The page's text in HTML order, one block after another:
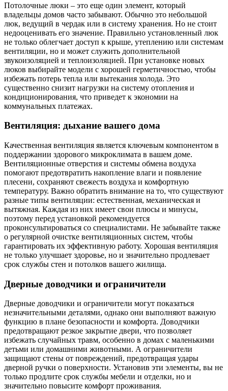
Потолочные люки – это еще один элемент, который
владельцы домов часто забывают. Обычно это небольшой
люк, ведущий в чердак или в систему хранения. Но не стоит
недооценивать его значение. Правильно установленный люк
не только облегчает доступ к крыше, утеплению или системам
вентиляции, но и может служить дополнительной
звукоизоляцией и теплоизоляцией. При установке новых
люков выбирайте модели с хорошей герметичностью, чтобы
избежать потерь тепла или вытекания холода. Это
существенно снизит нагрузки на систему отопления и
кондиционирования, что приведет к экономии на
коммунальных платежах.
Вентиляция: дыхание вашего дома
Качественная вентиляция является ключевым компонентом в
поддержании здорового микроклимата в вашем доме.
Вентиляционные отверстия и системы обмена воздуха
помогают предотвратить накопление влаги и появление
плесени, сохраняют свежесть воздуха и комфортную
температуру. Важно обратить внимание на то, что существуют
разные типы вентиляции: естественная, механическая и
вытяжная. Каждая из них имеет свои плюсы и минусы,
поэтому перед установкой рекомендуется
проконсультироваться со специалистами. Не забывайте также
о регулярной очистке вентиляционных систем, чтобы
гарантировать их эффективную работу. Хорошая вентиляция
не только улучшает здоровье, но и значительно продлевает
срок службы стен и потолков вашего жилища.
Дверные доводчики и ограничители
Дверные доводчики и ограничители могут показаться
незначительными деталями, однако они выполняют важную
функцию в плане безопасности и комфорта. Доводчики
предотвращают резкое закрытие двери, что позволяет
избежать случайных травм, особенно в домах с маленькими
детьми или домашними животными. А ограничители
защищают стены от повреждений, предотвращая удары
дверной ручки о поверхности. Установив эти элементы, вы не
только продлите срок службы мебели и отделки, но и
значительно повысите комфорт проживания.